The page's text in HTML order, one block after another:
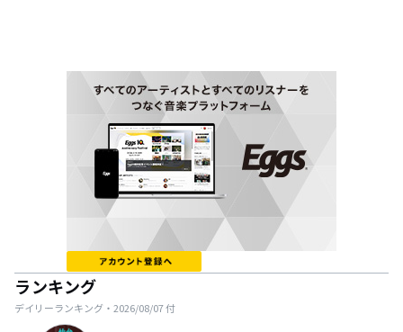
ランキング
デイリーランキング・ 2026/08/07付